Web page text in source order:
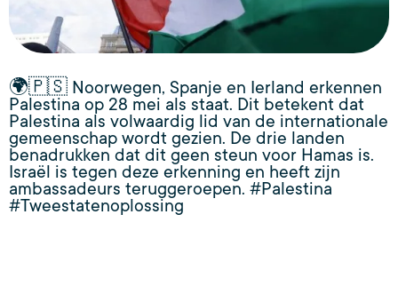
🌍🇵🇸 Noorwegen, Spanje en Ierland erkennen
Palestina op 28 mei als staat. Dit betekent dat
Palestina als volwaardig lid van de internationale
gemeenschap wordt gezien. De drie landen
benadrukken dat dit geen steun voor Hamas is.
Israël is tegen deze erkenning en heeft zijn
ambassadeurs teruggeroepen. #Palestina
#Tweestatenoplossing